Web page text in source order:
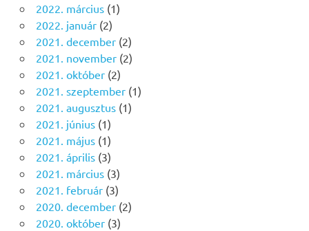
2022. március(1)
2022. január(2)
2021. december(2)
2021. november(2)
2021. október(2)
2021. szeptember(1)
2021. augusztus(1)
2021. június(1)
2021. május(1)
2021. április(3)
2021. március(3)
2021. február(3)
2020. december(2)
2020. október(3)